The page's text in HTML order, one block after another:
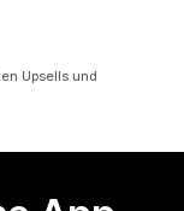
Upsells und